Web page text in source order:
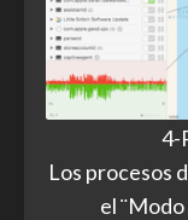
4-
Los procesos
el